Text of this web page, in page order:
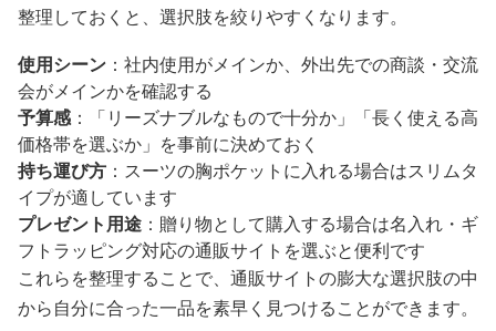
整理しておくと、選択肢を絞りやすくなります。
使用シーン ：社内使用がメインか、外出先での商談・交流
会がメインかを確認する
予算感：「リーズナブルなもので十分か」「長く使える高
価格帯を選ぶか」を事前に決めておく
持ち運び方 ：スーツの胸ポケットに入れる場合はスリムタ
イプが適しています
プレゼント用途 ：贈り物として購入する場合は名入れ・ギ
フトラッピング対応の通販サイトを選ぶと便利です
これらを整理することで、通販サイトの膨大な選択肢の中
から自分に合った一品を素早く見つけることができます。